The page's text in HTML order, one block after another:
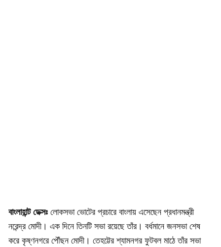
বাংলাহান্ট ডেক্সঃ লোকসভা ভোটের প্রচারে বাংলায় এসেছেন প্রধানমন্ত্রী
নরেন্দ্র মোদী। এক দিনে তিনটি সভা রয়েছে তাঁর। বর্ধমানে জনসভা শেষ
করে কৃষ্ণনগরে পৌঁছন মোদী। তেহট্টের শ্যামনগর ফুটবল মাঠে তাঁর সভা